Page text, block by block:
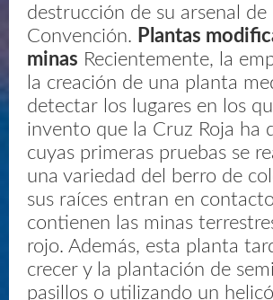
destrucción de su arsenal
Convención. Plantas
minas Recientemente, la
la creación de una planta
detectar los lugares en los
invento que la Cruz Roja ha
cuyas primeras pruebas se
una variedad del berro de
sus raíces entran en
contienen las minas
rojo. Además, esta planta
crecer y la plantación de
pasillos o utilizando un